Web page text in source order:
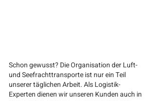
Schon gewusst? Die Organisation der Luft-
und Seefrachttransporte ist nur ein Teil
unserer täglichen Arbeit. Als Logistik-
Experten dienen wir unseren Kunden auch in